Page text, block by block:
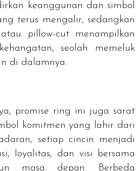
keanggunan dan simbol
terus mengalir, sedangkan
atau pillow-cut menampilkan
seolah memeluk
di dalamnya.
promise ring ini juga sarat
komitmen yang lahir dari
setiap cincin menjadi
loyalitas, dan visi bersama
masa depan. Berbeda